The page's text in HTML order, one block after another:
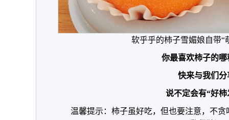
软乎乎的柿子雪媚娘自带“
你最喜欢柿子的哪
快来与我们分
说不定会有“好柿
温馨提示：柿子虽好吃，但也要注意，不